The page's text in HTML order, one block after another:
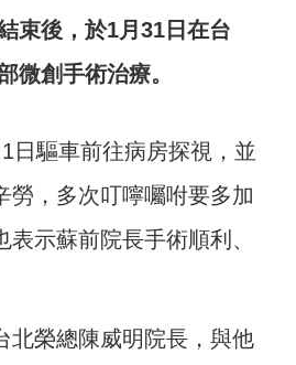
束後，於1月31日在台
微創手術治療。
日驅車前往病房探視，並
勞，多次叮嚀囑咐要多加
示蘇前院長手術順利、
北榮總陳威明院長，與他